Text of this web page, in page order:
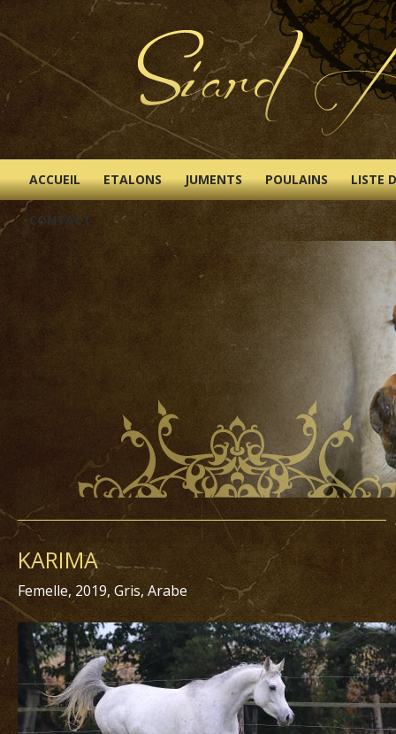
ACCUEIL ETALONS JUMENTS POULAINS LISTE
CONTACT
KARIMA
Femelle, 2019, Gris, Arabe